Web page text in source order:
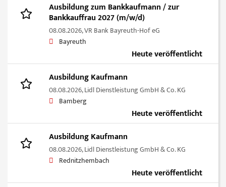
Ausbildung zum Bankkaufmann / zur
Bankkauffrau 2027 (m/w/d)
08.08.2026,VR Bank Bayreuth-Hof eG
Bayreuth
Heute veröffentlicht
Ausbildung Kaufmann
08.08.2026,Lidl Dienstleistung GmbH & Co. KG
Bamberg
Heute veröffentlicht
Ausbildung Kaufmann
08.08.2026,Lidl Dienstleistung GmbH & Co. KG
Rednitzhembach
Heute veröffentlicht